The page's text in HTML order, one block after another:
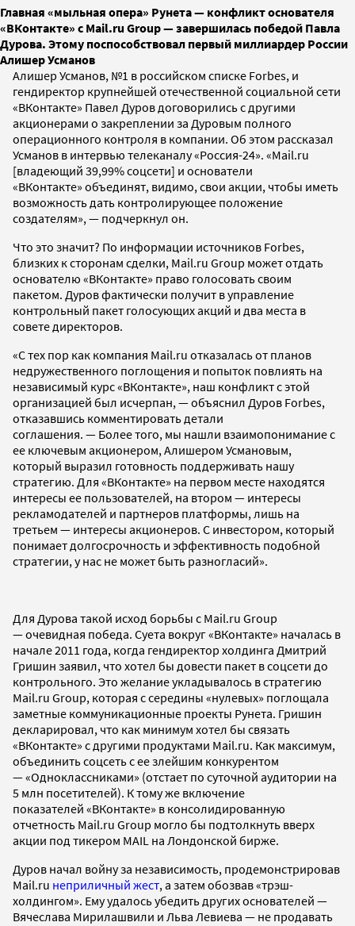
Главная «мыльная опера» Рунета — конфликт основателя
«ВКонтакте» с Mail.ru Group — завершилась победой Павла
Дурова. Этому поспособствовал первый миллиардер России
Алишер Усманов
Алишер Усманов, №1 в российском списке Forbes, и
гендиректор крупнейшей отечественной социальной сети
«ВКонтакте» Павел Дуров договорились с другими
акционерами о закреплении за Дуровым полного
операционного контроля в компании. Об этом рассказал
Усманов в интервью телеканалу «Россия-24». «Mail.ru
[владеющий 39,99% соцсети] и основатели
«ВКонтакте» объединят, видимо, свои акции, чтобы иметь
возможность дать контролирующее положение
создателям», — подчеркнул он.
Что это значит? По информации источников Forbes,
близких к сторонам сделки, Mail.ru Group может отдать
основателю «ВКонтакте» право голосовать своим
пакетом. Дуров фактически получит в управление
контрольный пакет голосующих акций и два места в
совете директоров.
«С тех пор как компания Mail.ru отказалась от планов
недружественного поглощения и попыток повлиять на
независимый курс «ВКонтакте», наш конфликт с этой
организацией был исчерпан, — объяснил Дуров Forbes,
отказавшись комментировать детали
соглашения. — Более того, мы нашли взаимопонимание с
ее ключевым акционером, Алишером Усмановым,
который выразил готовность поддерживать нашу
стратегию. Для «ВКонтакте» на первом месте находятся
интересы ее пользователей, на втором — интересы
рекламодателей и партнеров платформы, лишь на
третьем — интересы акционеров. С инвестором, который
понимает долгосрочность и эффективность подобной
стратегии, у нас не может быть разногласий».
Для Дурова такой исход борьбы с Mail.ru Group
— очевидная победа. Суета вокруг «ВКонтакте» началась в
начале 2011 года, когда гендиректор холдинга Дмитрий
Гришин заявил, что хотел бы довести пакет в соцсети до
контрольного. Это желание укладывалось в стратегию
Mail.ru Group, которая с середины «нулевых» поглощала
заметные коммуникационные проекты Рунета. Гришин
декларировал, что как минимум хотел бы связать
«ВКонтакте» с другими продуктами Mail.ru. Как максимум,
объединить соцсеть с ее злейшим конкурентом
— «Одноклассниками» (отстает по суточной аудитории на
5 млн посетителей). К тому же включение
показателей «ВКонтакте» в консолидированную
отчетность Mail.ru Group могло бы подтолкнуть вверх
акции под тикером MAIL на Лондонской бирже.
Дуров начал войну за независимость, продемонстрировав
Mail.ru неприличный жест, а затем обозвав «трэш-
холдингом». Ему удалось убедить других основателей —
Вячеслава Мирилашвили и Льва Левиева — не продавать